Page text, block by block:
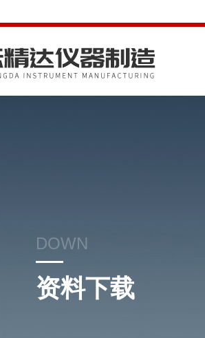
DOWN
资料下载